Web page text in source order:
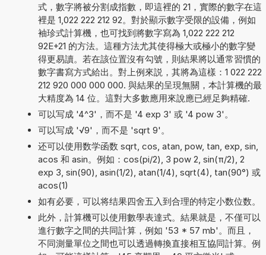
式，數字將被分割成指數，即這裡的 21，實際的數字在這
裡是 1,022 222 212 92。對於顯示數字受限的設備，例如
袖珍式計算機，也可找到將數字寫為 1,022 222 212
92E+21 的方法。這種方法尤其使得極大或極小的數字變
得更易讀。若在該位置沒有勾號，則結果將以通常習慣的
數字書寫方式給出。對上例來説，其將為這樣：1 022 222
212 920 000 000 000. 與結果的呈現無關，本計算機的最
大精度為 14 位。這對大多數應用來說應已經足夠精確.
可以写成 '4^3'，而不是 '4 exp 3' 或 '4 pow 3'。
可以写成 '√9'，而不是 'sqrt 9'。
还可以使用数学函数 sqrt, cos, atan, pow, tan, exp, sin,
acos 和 asin。例如：cos(pi/2), 3 pow 2, sin(π/2), 2
exp 3, sin(90), asin(1/2), atan(1/4), sqrt(4), tan(90°) 或
acos(1)
如有必要，可以将结果四舍五入到合理的特定小数位数。
此外，計算機可以使用數學表達式。結果就是，不僅可以
進行數字之間的共同計算，例如 '53 * 57 mb'。而且，
不同測量單位之間也可以透過轉換直接相互協同計算。例